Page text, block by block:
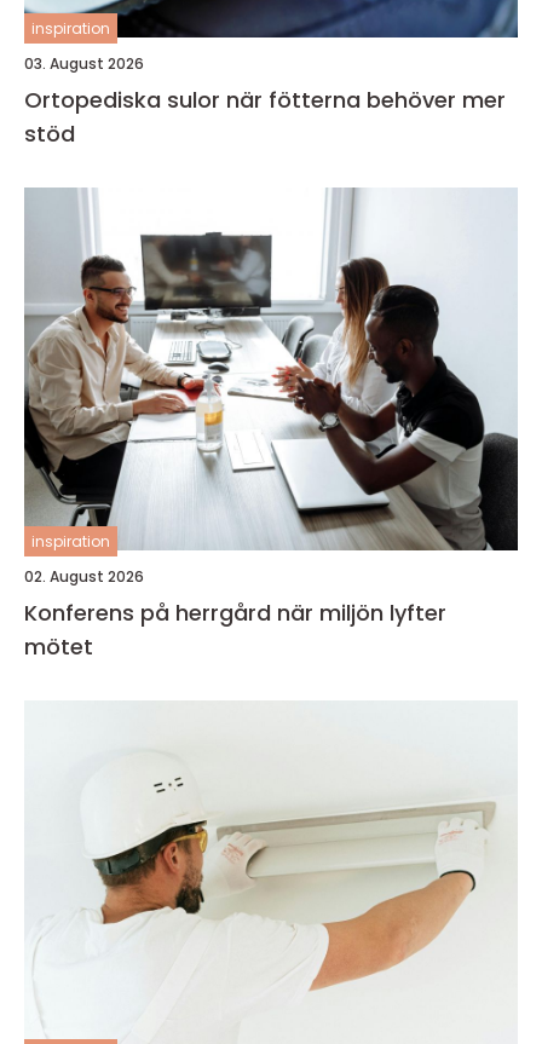
inspiration
03. August 2026
Ortopediska sulor när fötterna behöver mer
stöd
inspiration
02. August 2026
Konferens på herrgård när miljön lyfter
mötet